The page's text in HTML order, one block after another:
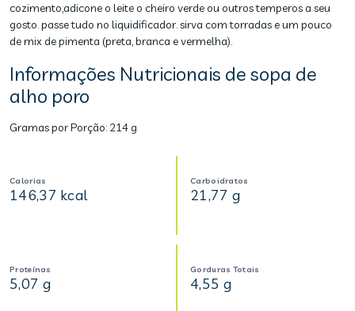
cozimento,adicone o leite o cheiro verde ou outros temperos a seu
gosto. passe tudo no liquidificador. sirva com torradas e um pouco
de mix de pimenta (preta, branca e vermelha).
Informações Nutricionais de sopa de
alho poro
Gramas por Porção: 214 g
Calorias
146,37 kcal
Carboidratos
21,77 g
Proteínas
5,07 g
Gorduras Totais
4,55 g